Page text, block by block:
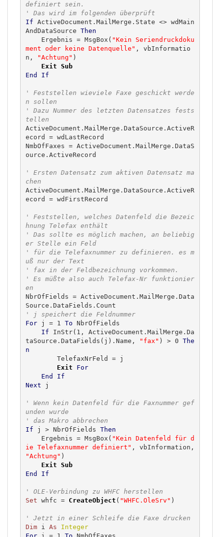
definiert sein.
' Das wird im folgenden überprüft
If ActiveDocument.MailMerge.State <> wdMain
AndDataSource Then
    Ergebnis = MsgBox(
"Kein Seriendruckdoku
ment oder keine Datenquelle" , vbInformatio
n,
"Achtung" )
Exit Sub
End
If
' Feststellen wieviele Faxe geschickt werde
n sollen
' Dazu Nummer des letzten Datensatzes fests
tellen
ActiveDocument.MailMerge.DataSource.ActiveR
ecord = wdLastRecord
NmbOfFaxes = ActiveDocument.MailMerge.DataS
ource.ActiveRecord
' Ersten Datensatz zum aktiven Datensatz ma
chen
ActiveDocument.MailMerge.DataSource.ActiveR
ecord = wdFirstRecord
' Feststellen, welches Datenfeld die Bezeic
hnung Telefax enthält
' Das sollte es möglich machen, an beliebig
er Stelle ein Feld
' für die Telefaxnummer zu definieren. es m
uß nur der Text
' fax in der Feldbezeichnung vorkommen.
' Es müßte also auch Telefax-Nr funktionier
en
NbrOfFields = ActiveDocument.MailMerge.Data
' j speichert die Feldnummer
For j = 1 To NbrOfFields
If InStr(1, ActiveDocument.MailMerge.Da
taSource.DataFields(j).Name,
"fax" ) > 0 The
n
Exit
For
End
If
Next j
' Wenn kein Datenfeld für die Faxnummer gef
unden wurde
' das Makro abbrechen
If j > NbrOfFields Then
    Ergebnis = MsgBox(
"Kein Datenfeld für d
ie Telefaxnummer definiert"
"Achtung" )
Exit Sub
End
If
' OLE-Verbindung zu WHFC herstellen
Set whfc = CreateObject ( "WHFC.OleSrv" )
' Jetzt in einer Schleife die Faxe drucken
Dim i As
Integer